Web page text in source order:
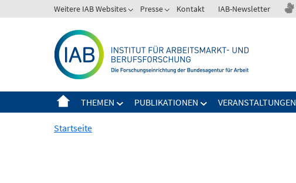
zum
Weitere IAB Websites Presse Kontakt IAB-Newsletter
THEMEN PUBLIKATIONEN VERANSTALTUNGEN
Startseite